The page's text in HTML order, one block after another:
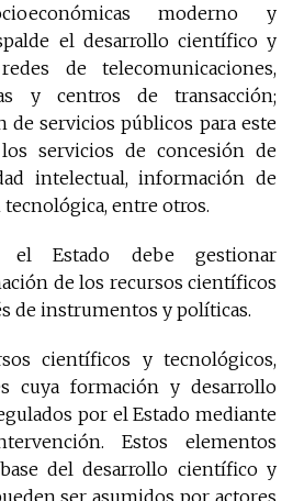
moderno y
el desarrollo científico y
de telecomunicaciones,
y centros de transacción;
de servicios públicos para este
servicios de concesión de
intelectual, información de
entre otros.
el Estado debe gestionar
de los recursos científicos
de instrumentos y políticas.
científicos y tecnológicos,
cuya formación y desarrollo
por el Estado mediante
Estos elementos
del desarrollo científico y
ser asumidos por actores